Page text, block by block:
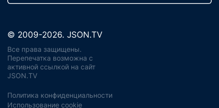
© 2009-2026. JSON.TV
Все права защищены.
Перепечатка возможна с
активной ссылкой на сайт
JSON.TV
Политика конфиденциальности
Использование cookie